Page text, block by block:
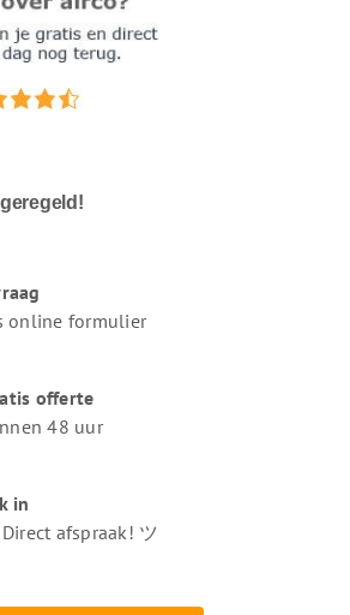
online formulier
offerte
48 uur
in
afspraak! ツ